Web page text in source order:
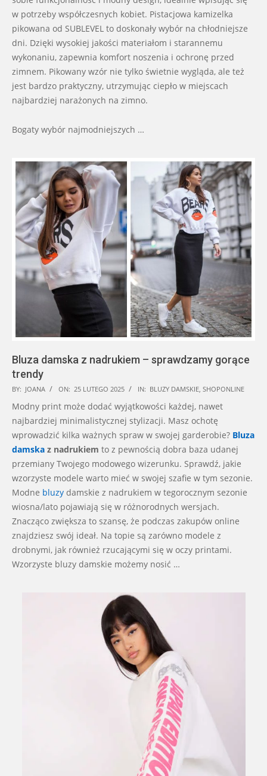
w potrzeby współczesnych kobiet. Pistacjowa kamizelka
pikowana od SUBLEVEL to doskonały wybór na chłodniejsze
dni. Dzięki wysokiej jakości materiałom i starannemu
wykonaniu, zapewnia komfort noszenia i ochronę przed
zimnem. Pikowany wzór nie tylko świetnie wygląda, ale też
jest bardzo praktyczny, utrzymując ciepło w miejscach
najbardziej narażonych na zimno.
Bogaty wybór najmodniejszych …
Bluza damska z nadrukiem – sprawdzamy gorące
trendy
2025-
02-
25
BY: JOANA ON: 25 LUTEGO 2025 IN: BLUZY DAMSKIE, SHOPONLINE
Modny print może dodać wyjątkowości każdej, nawet
najbardziej minimalistycznej stylizacji. Masz ochotę
wprowadzić kilka ważnych spraw w swojej garderobie? Bluza
damska z nadrukiem to z pewnością dobra baza udanej
przemiany Twojego modowego wizerunku. Sprawdź, jakie
wzorzyste modele warto mieć w swojej szafie w tym sezonie.
Modne bluzy damskie z nadrukiem w tegorocznym sezonie
wiosna/lato pojawiają się w różnorodnych wersjach.
Znacząco zwiększa to szansę, że podczas zakupów online
znajdziesz swój ideał. Na topie są zarówno modele z
drobnymi, jak również rzucającymi się w oczy printami.
Wzorzyste bluzy damskie możemy nosić …